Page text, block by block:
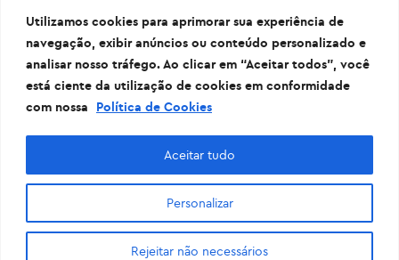
Utilizamos cookies para aprimorar sua experiência de
navegação, exibir anúncios ou conteúdo personalizado e
analisar nosso tráfego. Ao clicar em “Aceitar todos”, você
está ciente da utilização de cookies em conformidade
com nossa
Política de Cookies
Personalizar
Rejeitar não necessários
Aceitar tudo
Prefeitura da Cidade do Rio de Janeiro Sede: Rua Afonso
Cavalcanti, 455 - Cidade Nova - 20211-110